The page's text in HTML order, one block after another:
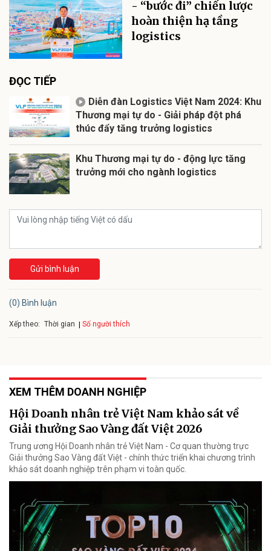
- “bước đi” chiến lược
hoàn thiện hạ tầng
logistics
ĐỌC TIẾP
Diễn đàn Logistics Việt Nam 2024: Khu
Thương mại tự do - Giải pháp đột phá
thúc đẩy tăng trưởng logistics
Khu Thương mại tự do - động lực tăng
trưởng mới cho ngành logistics
Gửi bình luận
(0) Bình luận
Xếp theo: Thời gian Số người thích
XEM THÊM DOANH NGHIỆP
Hội Doanh nhân trẻ Việt Nam khảo sát về
Giải thưởng Sao Vàng đất Việt 2026
Trung ương Hội Doanh nhân trẻ Việt Nam - Cơ quan thường trực
Giải thưởng Sao Vàng đất Việt - chính thức triển khai chương trình
khảo sát doanh nghiệp trên phạm vi toàn quốc.